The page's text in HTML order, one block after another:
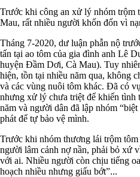
Trước khi công an xử lý nhóm trộm
Mau, rất nhiều người khốn đốn vì
Tháng 7-2020, dư luận phẫn nộ
tấn tại ao tôm của gia đình anh Lê
huyện Đầm Dơi, Cà Mau). Tuy
hiện, tồn tại nhiều năm qua, không
và các vùng nuôi tôm khác. Đã có
nhưng xử lý chưa triệt để khiến tình
năm và người dân đã lập nhóm
phát để tự bảo vệ mình.
Trước khi nhóm thương lái trộm
người lâm cảnh nợ nần, phải bỏ xứ
với ai. Nhiều người còn chịu tiếng
hoạch nhiều nhưng giấu bớt”...